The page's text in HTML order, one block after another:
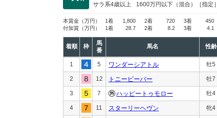
サラ系4歳以上 1600万円以下 （混合）［指定
本賞金 （万円） 1着 1,800 2着 720 3着
450
付加賞 （万円） 1着 28.7 2着 8.2 3着 4.1
着順 枠
馬
番
馬名 性齢
1 5 ワンダーシアトル 牡5
2 12 トニービーバー 牡7
3 7 ハッピートゥモロー 牡4
4 11 スターリーヘヴン 牝4